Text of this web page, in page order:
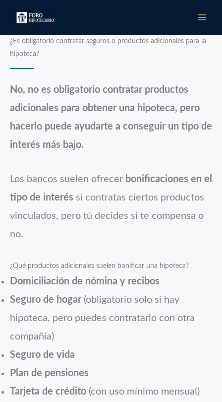
¿Es obligatorio contratar seguros o productos adicionales para la
hipoteca?
No, no es obligatorio contratar productos
adicionales para obtener una hipoteca, pero
hacerlo puede ayudarte a conseguir un tipo de
interés más bajo.
Los bancos suelen ofrecer bonificaciones en el
tipo de interés si contratas ciertos productos
vinculados, pero tú decides si te compensa o
no.
¿Qué productos adicionales suelen bonificar una hipoteca?
Domiciliación de nómina y recibos
Seguro de hogar(obligatorio solo si hay
hipoteca, pero puedes contratarlo con otra
compañía)
Seguro de vida
Plan de pensiones
Tarjeta de crédito (con uso mínimo mensual)